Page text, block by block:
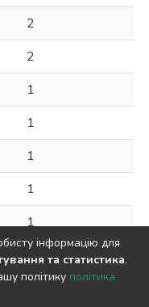
2
2
1
1
1
1
1
інформацію для
та статистика.
політику політика